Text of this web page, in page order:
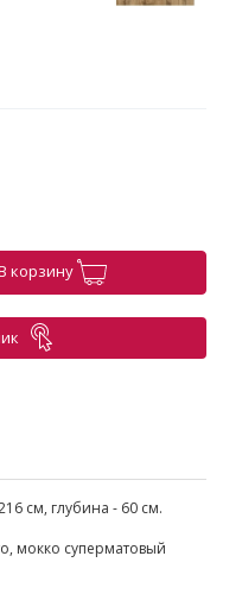
корзину
см, глубина - 60 см.
мокко суперматовый